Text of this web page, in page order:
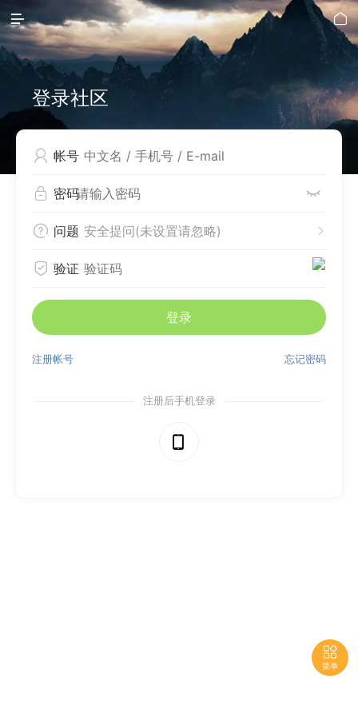
 
登录社区
 帐号
 密码 
 问题 
安全提问(未设置请忽略)
 验证
登录
忘记密码
注册帐号
注册后手机登录


菜单